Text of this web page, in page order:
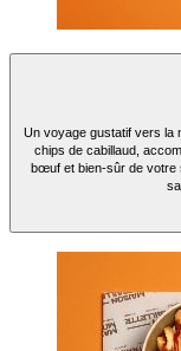
Un voyage gustatif vers la
chips de cabillaud,
bœuf et bien-sûr de votre